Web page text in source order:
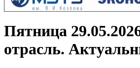
Пятница
отрасль.